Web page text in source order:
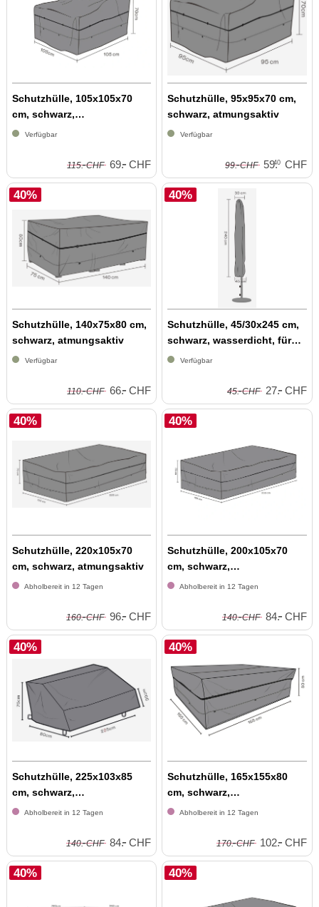
Schutzhülle, 105x105x70
cm, schwarz,
wasserabweisend, at...
Verfügbar
115.-CHF 69.
- CHF
Schutzhülle, 95x95x70 cm,
schwarz, atmungsaktiv
Verfügbar
99.-CHF 59.
40 CHF
40%
Schutzhülle, 140x75x80 cm,
schwarz, atmungsaktiv
Verfügbar
110.-CHF 66.
- CHF
40%
Schutzhülle, 45/30x245 cm,
schwarz, wasserdicht, für
Sonn...Verfügbar
45.-CHF 27.
- CHF
40%
Schutzhülle, 220x105x70
cm, schwarz, atmungsaktiv
Abholbereit in 12 Tagen
160.-CHF 96.
- CHF
40%
Schutzhülle, 200x105x70
cm, schwarz,
wasserabweisend, atm...
Abholbereit in 12 Tagen
140.-CHF 84.
- CHF
40%
Schutzhülle, 225x103x85
cm, schwarz,
wasserabweisend, at...
Abholbereit in 12 Tagen
140.-CHF 84.
- CHF
40%
Schutzhülle, 165x155x80
cm, schwarz,
wasserabweisend, atm...
Abholbereit in 12 Tagen
170.-CHF 102.
- CHF
40% 40%